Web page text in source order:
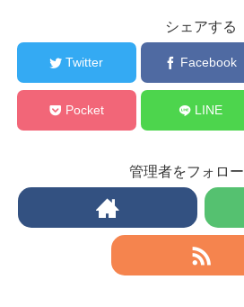
シェアする
Twitter Facebook
Pocket LINE
管理者をフォロ